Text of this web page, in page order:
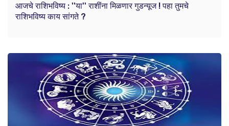
आजचे राशिभविष्य : ''या'' राशींना मिळणार गुडन्यूज ! पहा तुमचे
राशिभविष्य काय सांगते ?